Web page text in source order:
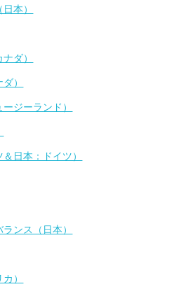
本）
ダ）
）
ジーランド）
日本：ドイツ）
ンス（日本）
）